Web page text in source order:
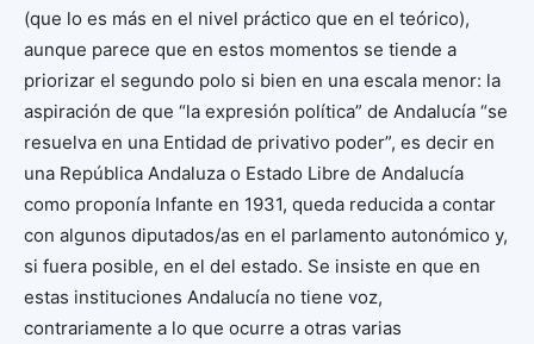
(que lo es más en el nivel práctico que en el teórico),
aunque parece que en estos momentos se tiende a
priorizar el segundo polo si bien en una escala menor: la
aspiración de que “la expresión política” de Andalucía “se
resuelva en una Entidad de privativo poder”, es decir en
una República Andaluza o Estado Libre de Andalucía
como proponía Infante en 1931, queda reducida a contar
con algunos diputados/as en el parlamento autonómico y,
si fuera posible, en el del estado. Se insiste en que en
estas instituciones Andalucía no tiene voz,
contrariamente a lo que ocurre a otras varias